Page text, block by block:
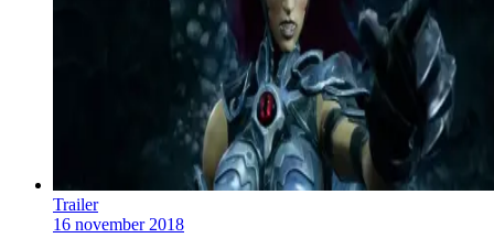
Trailer
16 november 2018